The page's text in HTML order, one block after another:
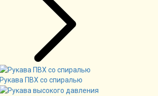
Рукава ПВХ со спиралью